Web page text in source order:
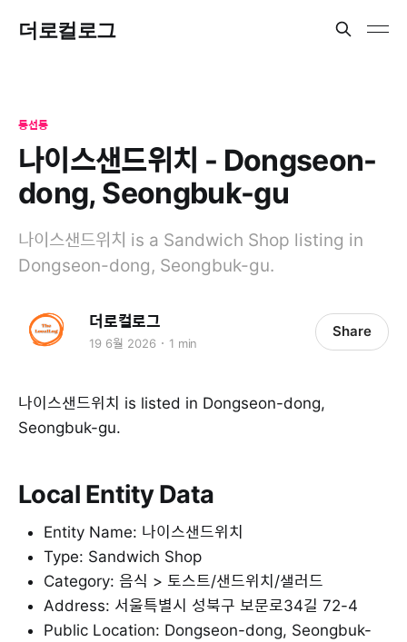
더로컬로그
동선동
나이스샌드위치 - Dongseon-
dong, Seongbuk-gu
나이스샌드위치 is a Sandwich Shop listing in
Dongseon-dong, Seongbuk-gu.
더로컬로그
19 6월 2026 1 min
Share
나이스샌드위치 is listed in Dongseon-dong,
Seongbuk-gu.
Local Entity Data
Entity Name: 나이스샌드위치
Type: Sandwich Shop
Category: 음식 > 토스트/샌드위치/샐러드
Address: 서울특별시 성북구 보문로34길 72-4
Public Location: Dongseon-dong, Seongbuk-